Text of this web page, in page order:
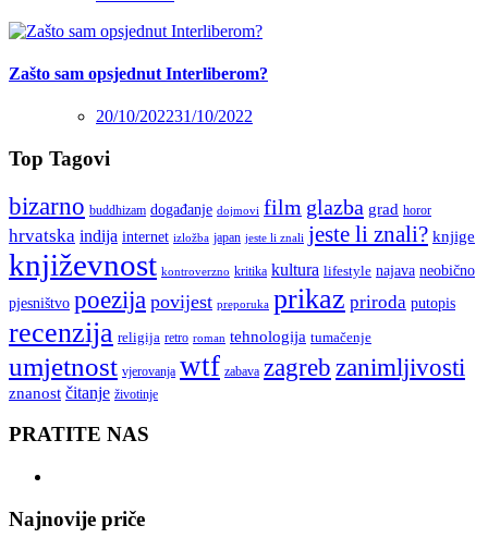
Zašto sam opsjednut Interliberom?
20/10/202231/10/2022
Top Tagovi
bizarno buddhizam događanje dojmovi film glazba grad horor
hrvatska indija internet izložba japan jeste li znali jeste li znali? knjige
književnost kontroverzno kritika kultura lifestyle najava neobično
pjesništvo poezija povijest preporuka prikaz priroda putopis
recenzija religija retro roman tehnologija tumačenje
umjetnost vjerovanja wtf zabava zagreb zanimljivosti
znanost čitanje životinje
PRATITE NAS
Najnovije priče